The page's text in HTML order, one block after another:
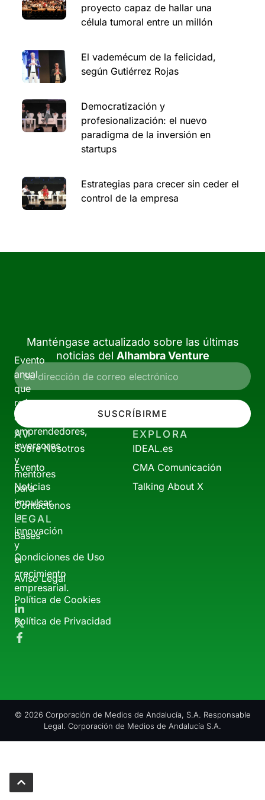
proyecto capaz de hallar una
célula tumoral entre un millón
El vademécum de la felicidad,
según Gutiérrez Rojas
Democratización y
profesionalización: el nuevo
paradigma de la inversión en
startups
Estrategias para crecer sin ceder el
control de la empresa
Evento
anual
que
reúne
a
emprendedores,
inversores
y
mentores
para
impulsar
la
innovación
y
el
crecimiento
empresarial.
Manténgase actualizado sobre las últimas
noticias del Alhambra Venture
SUSCRÍBIRME
AV
Sobre Nosotros
Evento
Noticias
Contáctenos
EXPLORA
IDEAL.es
CMA Comunicación
Talking About X
LEGAL
Bases
Condiciones de Uso
Aviso Legal
Política de Cookies
Política de Privacidad
© 2026 Corporación de Medios de Andalucía, S.A. Responsable
Legal. Corporación de Medios de Andalucía S.A.